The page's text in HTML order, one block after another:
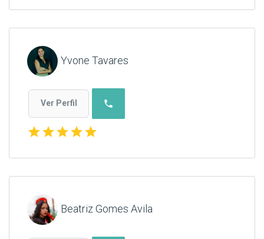
Yvone Tavares
Ver Perfil phone
starstarstarstarstar
Beatriz Gomes Avila